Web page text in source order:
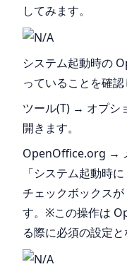
してみます。
システム起動時の
っていることを確認
ツール(T) → オプシ
開きます。
OpenOffice.org →
「システム起動時
チェックボックスが
す。※この操作は
る際に必須の設定と